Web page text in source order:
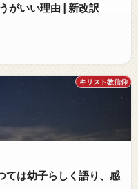
がいい理由 | 新改訳
キリスト教信仰
ては幼子らしく語り、感